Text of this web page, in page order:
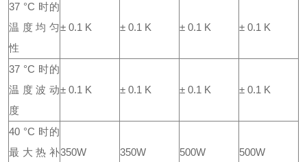
37 °C 时的
温度均匀
性
± 0.1 K ± 0.1 K ± 0.1 K ± 0.1 K
37 °C 时的
温度波动
度
± 0.1 K ± 0.1 K ± 0.1 K ± 0.1 K
40 °C 时的
最大热补350W 350W 500W 500W